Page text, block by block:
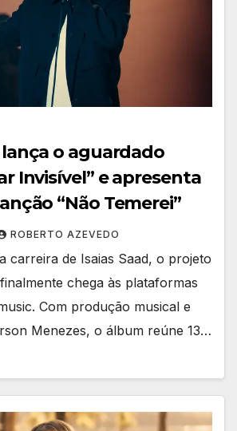
lança o aguardado
Invisível” e apresenta
“Não Temerei”
ROBERTO AZEVEDO
carreira de Isaias Saad, o projeto
chega às plataformas
Com produção musical e
Menezes, o álbum reúne 13…